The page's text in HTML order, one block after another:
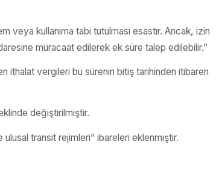
kullanıma tabi tutulması esastır. Ancak, izin
müracaat edilerek ek süre talep edilebilir.”
ithalat vergileri bu sürenin bitiş tarihinden itibaren
değiştirilmiştir.
transit rejimleri” ibareleri eklenmiştir.